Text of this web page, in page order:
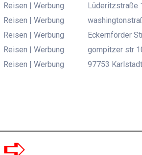
Reisen | Werbung
Lüderitzstraße
Reisen | Werbung
Reisen | Werbung
Eckernförder
Reisen | Werbung
gompitzer str
Reisen | Werbung 97753